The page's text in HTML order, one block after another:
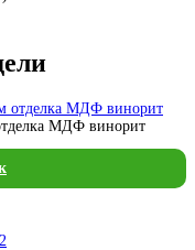
МДФ винорит